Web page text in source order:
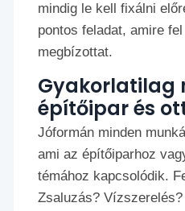
mindig le kell fixálni
pontos feladat, amire
megbízottat.
Gyakorlatilag
építőipar és
Jóformán minden
ami az építőiparhoz
témához kapcsolódik.
Zsaluzás?